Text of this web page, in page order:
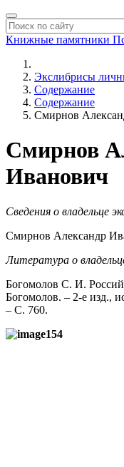
Книжные памятники
Экслибрисы
Содержание
Содержание
Смирнов
Смирнов
Иванович
Сведения о владельце
Смирнов Александр
Литература о
Богомолов С. И.
Богомолов. – 2-е изд.,
– С. 760.